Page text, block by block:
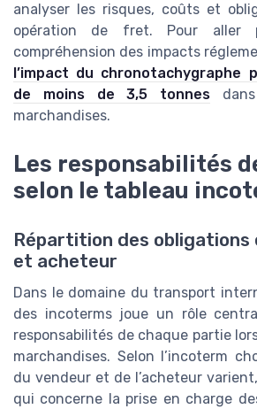
analyser les risques, coûts et
opération de fret. Pour aller
compréhension des impacts
l’impact du chronotachygraphe
de moins de 3,5 tonnes
marchandises.
Les responsabilités
selon le tableau
Répartition des obligations
et acheteur
Dans le domaine du transport
des incoterms joue un rôle
responsabilités de chaque partie
marchandises. Selon l’incoterm
du vendeur et de l’acheteur
qui concerne la prise en charge